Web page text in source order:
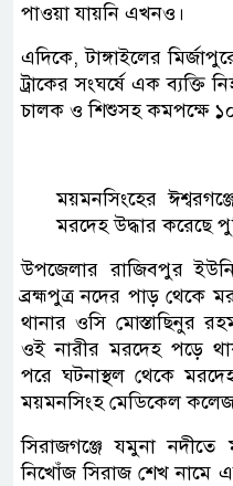
পাওয়া যায়নি এখনও।
এদিকে, টাঙ্গাইলের
ট্রাকের সংঘর্ষে এক
চালক ও শিশুসহ কমপক্ষে
ময়মনসিংহের
মরদেহ উদ্ধার করেছে
উপজেলার রাজিবপুর
ব্রহ্মপুত্র নদের পাড় থেকে
থানার ওসি মোস্তাছিনুর
ওই নারীর মরদেহ পড়ে
পরে ঘটনাস্থল থেকে
ময়মনসিংহ মেডিকেল কলেজ
সিরাজগঞ্জে যমুনা
নিখোঁজ সিরাজ শেখ নামে